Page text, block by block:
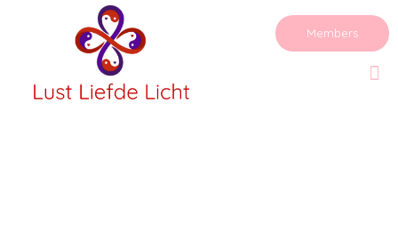
Members